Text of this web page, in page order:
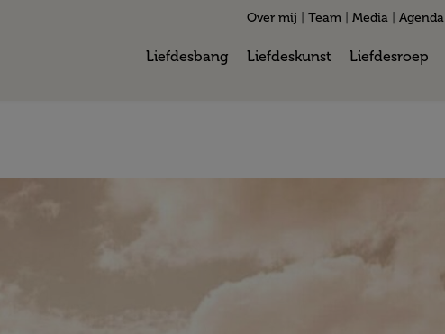
Over mij Team Media Agenda
Liefdesbang Liefdeskunst Liefdesroep